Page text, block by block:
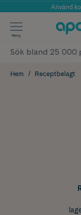
Använd
Meny
Hem Receptbelagt